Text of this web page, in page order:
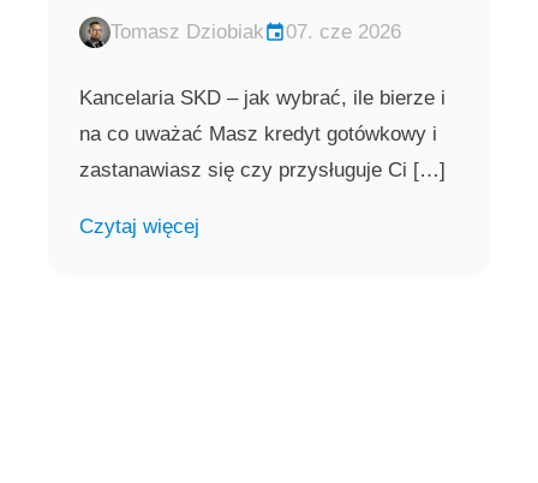
Tomasz Dziobiak 07. cze 2026
Kancelaria SKD – jak wybrać, ile bierze i
na co uważać Masz kredyt gotówkowy i
zastanawiasz się czy przysługuje Ci […]
Czytaj więcej